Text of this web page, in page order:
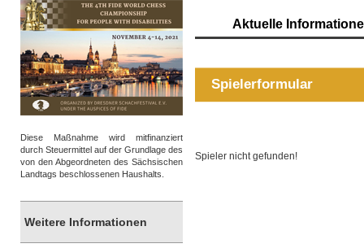
Diese Maßnahme wird mitfinanziert
durch Steuermittel auf der Grundlage des
von den Abgeordneten des Sächsischen
Landtags beschlossenen Haushalts.
Weitere Informationen
Aktuelle
Spielerformular
Spieler nicht gefunden!